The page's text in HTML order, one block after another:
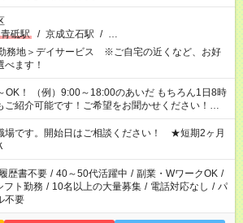
青砥駅 / 京成立石駅 / …
務地＞デイサービス ※ご自宅の近くなど、お好
べます！
OK！ （例）9:00～18:00のあいだ もちろん1日8時
ご紹介可能です！ご希望をお聞かせください！★家
休みが必要な場合も遠慮なくご相談ください。 ※
以上の勤務が必要です
場です。開始日はご相談ください！ ★短期2ヶ月
履歴書不要 / 40～50代活躍中 / 副業・WワークOK /
フト勤務 / 10名以上の大量募集 / 電話対応なし / パ
不要